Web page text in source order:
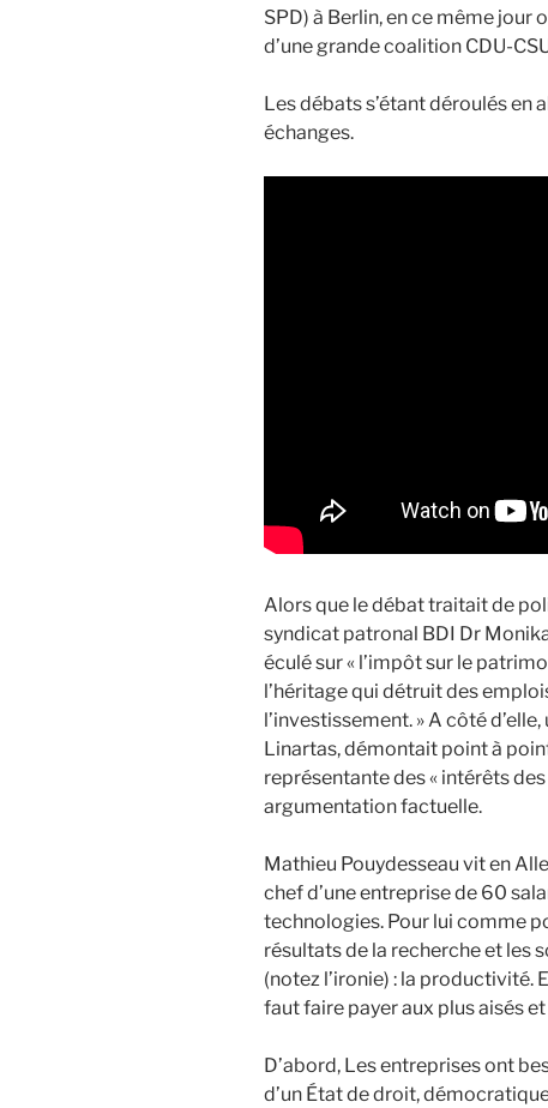
SPD) à Berlin, en ce même
d’une grande coalition CDU-
Les débats s’étant déroulés en
échanges.
Alors que le débat traitait de
syndicat patronal BDI Dr
éculé sur « l’impôt sur le
l’héritage qui détruit des
l’investissement. » A côté
Linartas, démontait point à
représentante des « intérêts
argumentation factuelle.
Mathieu Pouydesseau vit en
chef d’une entreprise de 60
technologies. Pour lui comme
résultats de la recherche et les
(notez l’ironie) : la productivité.
faut faire payer aux plus aisés
D’abord, Les entreprises ont
d’un État de droit,